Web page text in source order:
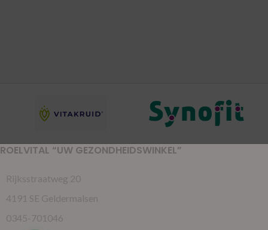
ROELVITAL “UW GEZONDHEIDSWINKEL”
Rijksstraatweg 20
4191 SE Geldermalsen
0345-701046